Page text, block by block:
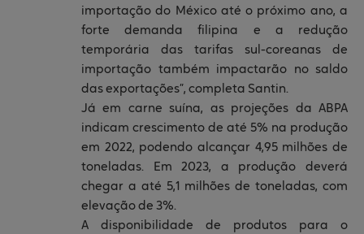
importação do México até o próximo ano, a
forte demanda filipina e a redução
temporária das tarifas sul-coreanas de
importação também impactarão no saldo
das exportações”, completa Santin.
Já em carne suína, as projeções da ABPA
indicam crescimento de até 5% na produção
em 2022, podendo alcançar 4,95 milhões de
toneladas. Em 2023, a produção deverá
chegar a até 5,1 milhões de toneladas, com
elevação de 3%.
A disponibilidade de produtos para o